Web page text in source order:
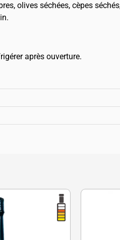
olives séchées, cèpes
après ouverture.